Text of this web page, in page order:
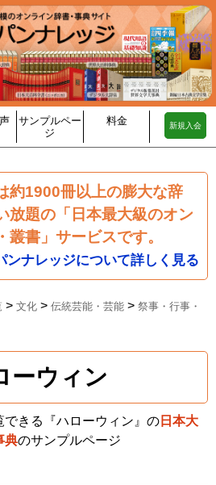
サンプルペー
ジ
料金 新規入会
約1900冊以上の膨大な辞
放題の「日本最大級のオン
叢書」サービスです。
ンナレッジについて詳しく見る
> 文化 > 伝統芸能・芸能 > 祭事・行事・
ーウィン
できる『ハローウィン』の 日本大
典のサンプルページ